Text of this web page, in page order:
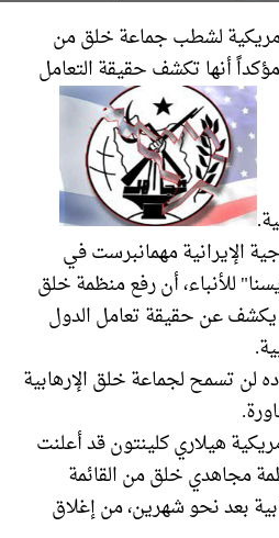
لشطب جماعة خلق من
أنها تكشف حقيقة التعامل
الإيرانية مهمانبرست في
للأنباء، أن رفع منظمة خلق
عن حقيقة تعامل الدول
لن تسمح لجماعة خلق الإرهابية
هيلاري كلينتون قد أعلنت
مجاهدي خلق من القائمة
بعد نحو شهرين، من إغلاق